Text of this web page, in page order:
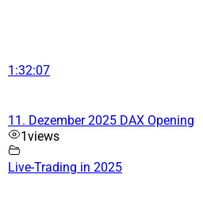
1:32:07
11. Dezember 2025 DAX Opening
1views
Live-Trading in 2025